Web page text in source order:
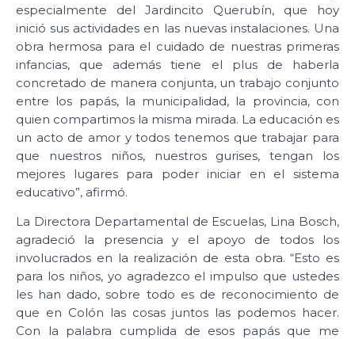
especialmente del Jardincito Querubín, que hoy
inició sus actividades en las nuevas instalaciones. Una
obra hermosa para el cuidado de nuestras primeras
infancias, que además tiene el plus de haberla
concretado de manera conjunta, un trabajo conjunto
entre los papás, la municipalidad, la provincia, con
quien compartimos la misma mirada. La educación es
un acto de amor y todos tenemos que trabajar para
que nuestros niños, nuestros gurises, tengan los
mejores lugares para poder iniciar en el sistema
educativo”, afirmó.
La Directora Departamental de Escuelas, Lina Bosch,
agradeció la presencia y el apoyo de todos los
involucrados en la realización de esta obra. “Esto es
para los niños, yo agradezco el impulso que ustedes
les han dado, sobre todo es de reconocimiento de
que en Colón las cosas juntos las podemos hacer.
Con la palabra cumplida de esos papás que me